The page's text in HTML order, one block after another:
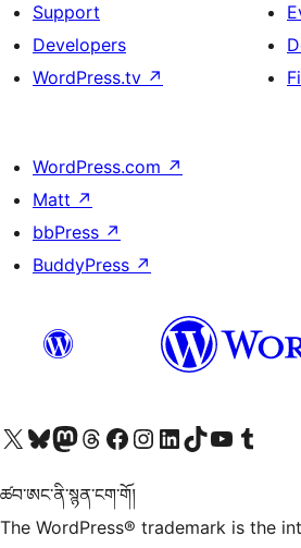
Support
Developers
WordPress.tv ↗
WordPress.com ↗
Matt ↗
bbPress ↗
BuddyPress ↗
Visit our X (formerly Twitter) account
Visit our Bluesky account
Visit our Mastodon account
Visit our Threads account
Visit our Facebook page
Visit our Instagram account
Visit our LinkedIn account
Visit our TikTok account
Visit our YouTube channel
Visit our Tumblr
ཚབ་ཨང་ནི་སྙན་ངག་གོ།
The WordPress® trademark is the